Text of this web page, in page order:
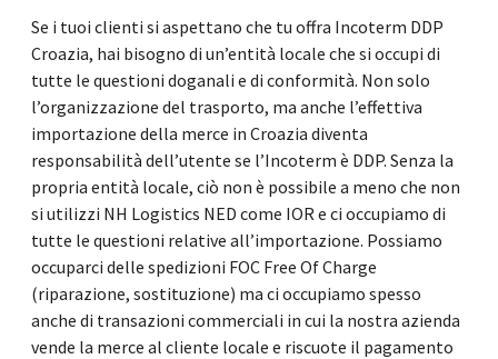
Se i tuoi clienti si aspettano che tu offra Incoterm DDP
Croazia, hai bisogno di un’entità locale che si occupi di
tutte le questioni doganali e di conformità. Non solo
l’organizzazione del trasporto, ma anche l’effettiva
importazione della merce in Croazia diventa
responsabilità dell’utente se l’Incoterm è DDP. Senza la
propria entità locale, ciò non è possibile a meno che non
si utilizzi NH Logistics NED come IOR e ci occupiamo di
tutte le questioni relative all’importazione. Possiamo
occuparci delle spedizioni FOC Free Of Charge
(riparazione, sostituzione) ma ci occupiamo spesso
anche di transazioni commerciali in cui la nostra azienda
vende la merce al cliente locale e riscuote il pagamento